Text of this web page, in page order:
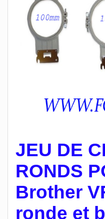
JEU DE
RONDS
Brother
ronde et